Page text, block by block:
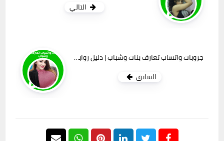
التالي
جروبات واتساب تعارف بنات وشباب | دليل روابط قروبات الواتس اب
السابق